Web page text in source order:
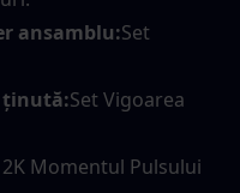
ansamblu:Set
ținută:Set Vigoarea
Momentul Pulsului